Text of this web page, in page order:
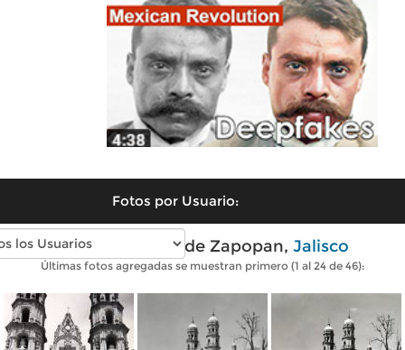
Fotos por Usuario:
Fotos antiguas de Zapopan, Jalisco
Últimas fotos agregadas se muestran primero (1 al 24 de 46):